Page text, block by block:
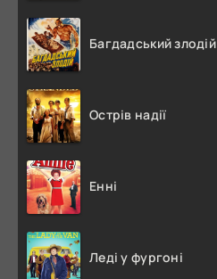
Багдадський злодій
Острів надії
Енні
Леді у фургоні